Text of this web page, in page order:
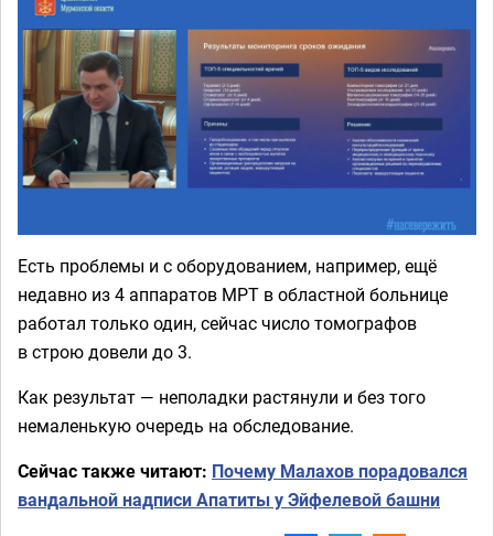
Есть проблемы и с оборудованием, например, ещё
недавно из 4 аппаратов МРТ в областной больнице
работал только один, сейчас число томографов
в строю довели до 3.
Как результат — неполадки растянули и без того
немаленькую очередь на обследование.
Сейчас также читают: Почему Малахов порадовался
вандальной надписи Апатиты у Эйфелевой башни